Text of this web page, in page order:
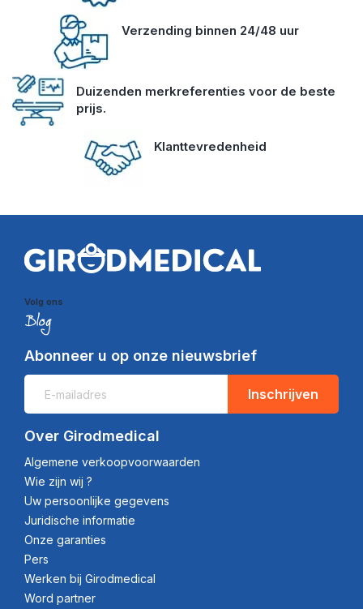
Verzending binnen 24/48 uur
Duizenden merkreferenties voor de beste
prijs.
Klanttevredenheid
Volg ons
Abonneer u op onze nieuwsbrief
Inschrijven
Over Girodmedical
Algemene verkoopvoorwaarden
Wie zijn wij ?
Uw persoonlijke gegevens
Juridische informatie
Onze garanties
Pers
Werken bij Girodmedical
Word partner